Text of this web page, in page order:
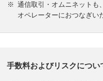
通信取引・オムニネットも
オペレーターにおつなぎい
手数料およびリスクについ